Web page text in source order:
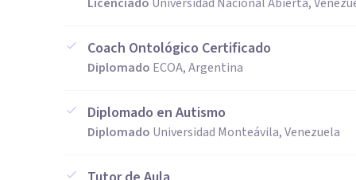
Coach Ontológico Certificado
Diplomado ECOA, Argentina
Diplomado en Autismo
Diplomado Universidad Monteávila, Venezuela